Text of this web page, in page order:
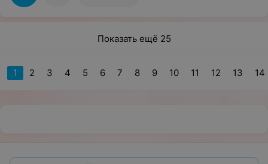
Показать ещё 25
1 2 3 4 5 6 7 8 9 10 11 12 13 14